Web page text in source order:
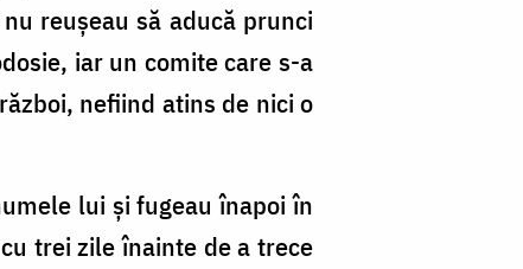
reușeau să aducă prunci
iar un comite care s-a
nefiind atins de nici o
lui și fugeau înapoi în
trei zile înainte de a trece